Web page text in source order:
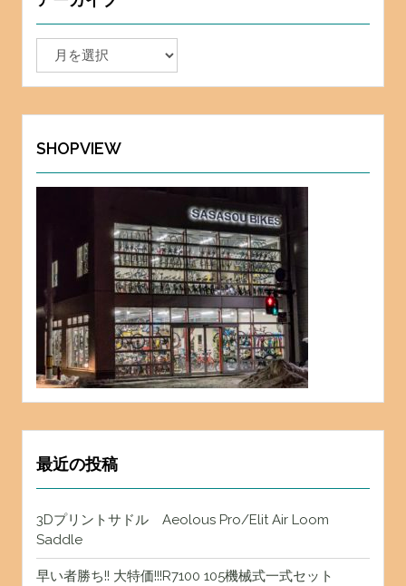
カ
SHOPVIEW
最近の投稿
3Dプリントサドル Aeolous Pro/Elit Air Loom
Saddle
早い者勝ち!! 大特価!!!R7100 105機械式一式セット